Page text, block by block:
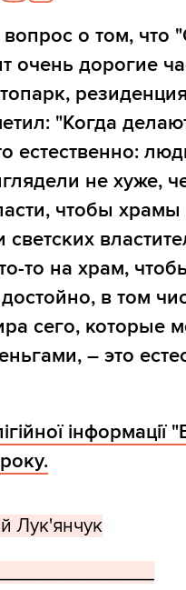
о том, что
очень дорогие
"Когда
естественно:
не хуже,
чтобы
светских
то на храм,
в том
сего, которые
– это
інформації
Лук'янчук